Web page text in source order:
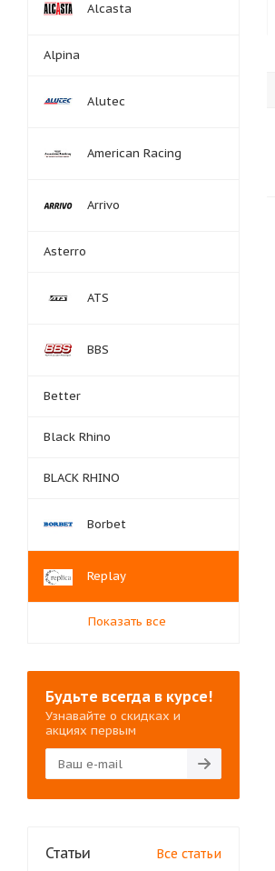
Alcasta
Alpina
Alutec
American Racing
Arrivo
Asterro
ATS
BBS
Better
Black Rhino
BLACK RHINO
Borbet
Replay
Показать все
Будьте всегда в курсе!
Узнавайте о скидках и
акциях первым
Статьи Все статьи